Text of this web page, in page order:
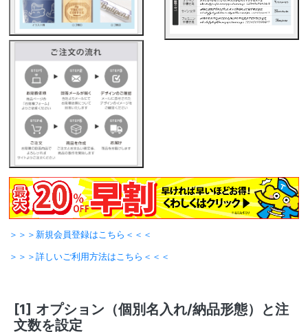
＞＞＞新規会員登録はこちら＜＜＜
＞＞＞詳しいご利用方法はこちら＜＜＜
[1] オプション（個別名入れ/納品形態）と注
文数を設定